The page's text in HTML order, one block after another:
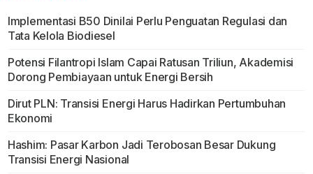
Implementasi B50 Dinilai Perlu Penguatan Regulasi dan
Tata Kelola Biodiesel
Potensi Filantropi Islam Capai Ratusan Triliun, Akademisi
Dorong Pembiayaan untuk Energi Bersih
Dirut PLN: Transisi Energi Harus Hadirkan Pertumbuhan
Ekonomi
Hashim: Pasar Karbon Jadi Terobosan Besar Dukung
Transisi Energi Nasional